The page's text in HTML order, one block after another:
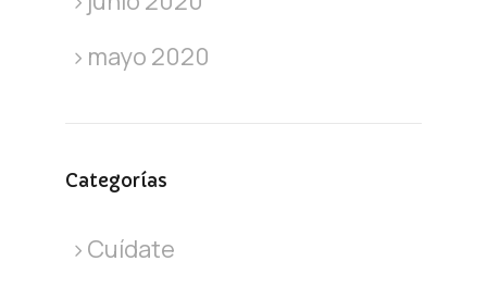
mayo 2020
Categorías
Cuídate